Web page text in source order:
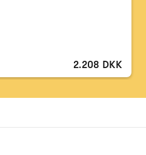
2.208 DKK